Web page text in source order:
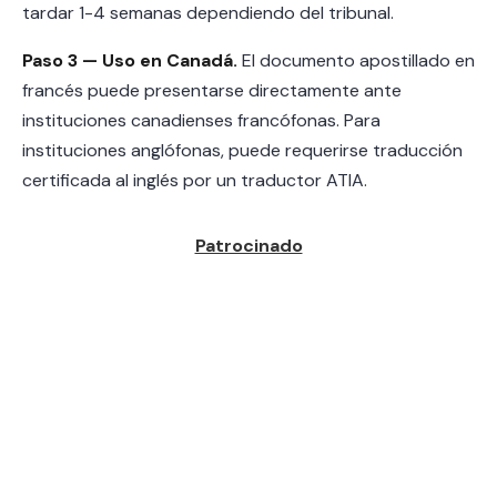
tardar 1-4 semanas dependiendo del tribunal.
Paso 3 — Uso en Canadá. El documento apostillado en
francés puede presentarse directamente ante
instituciones canadienses francófonas. Para
instituciones anglófonas, puede requerirse traducción
certificada al inglés por un traductor ATIA.